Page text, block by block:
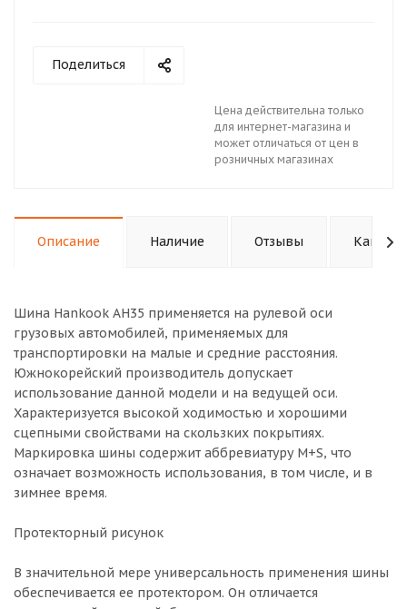
Поделиться
Цена действительна только
для интернет-магазина и
может отличаться от цен в
розничных магазинах
Описание Наличие Отзывы Как
Шина Hankook AH35 применяется на рулевой оси
грузовых автомобилей, применяемых для
транспортировки на малые и средние расстояния.
Южнокорейский производитель допускает
использование данной модели и на ведущей оси.
Характеризуется высокой ходимостью и хорошими
сцепными свойствами на скользких покрытиях.
Маркировка шины содержит аббревиатуру M+S, что
означает возможность использования, в том числе, и в
зимнее время.
Протекторный рисунок
В значительной мере универсальность применения шины
обеспечивается ее протектором. Он отличается